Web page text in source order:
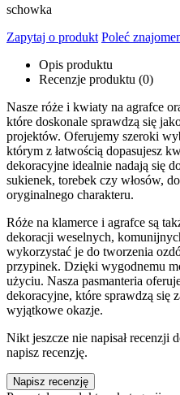
schowka
Zapytaj o produkt Poleć
Opis produktu
Recenzje produktu (0)
Nasze róże i kwiaty na agrafce
które doskonale sprawdzą się
projektów. Oferujemy szeroki
którym z łatwością dopasujesz
dekoracyjne idealnie nadają się
sukienek, torebek czy włosów,
oryginalnego charakteru.
Róże na klamerce i agrafce są
dekoracji weselnych,
wykorzystać je do tworzenia
przypinek. Dzięki wygodnemu
użyciu. Nasza pasmanteria
dekoracyjne, które sprawdzą się
wyjątkowe okazje.
Nikt jeszcze nie napisał recenzji
napisz recenzję.
Napisz recenzję